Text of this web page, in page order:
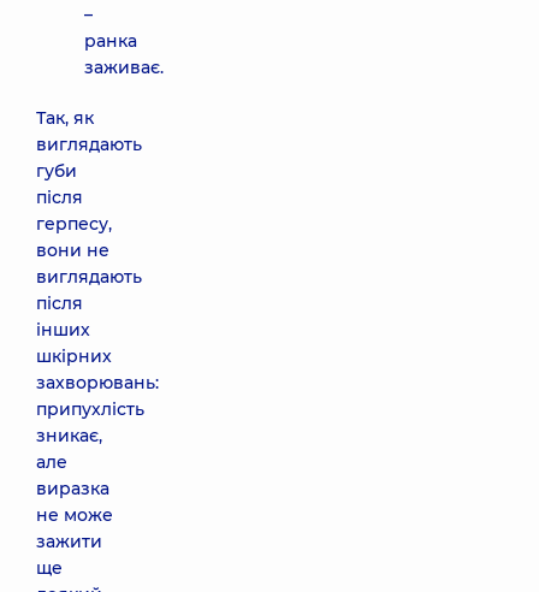
–
ранка
заживає.
Так, як
виглядають
губи
після
герпесу,
вони не
виглядають
після
інших
шкірних
захворювань:
припухлість
зникає,
але
виразка
не може
зажити
ще